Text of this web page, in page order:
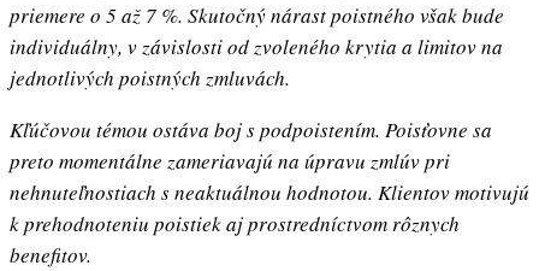
priemere o 5 až 7 %. Skutočný nárast poistného však bude
individuálny, v závislosti od zvoleného krytia a limitov na
jednotlivých poistných zmluvách.
Kľúčovou témou ostáva boj s podpoistením. Poisťovne sa
preto momentálne zameriavajú na úpravu zmlúv pri
nehnuteľnostiach s neaktuálnou hodnotou. Klientov motivujú
k prehodnoteniu poistiek aj prostredníctvom rôznych
benefitov.